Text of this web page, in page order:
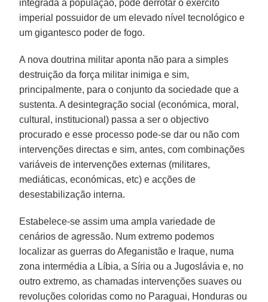
integrada à população, pôde derrotar o exército
imperial possuidor de um elevado nível tecnológico e
um gigantesco poder de fogo.
A nova doutrina militar aponta não para a simples
destruição da força militar inimiga e sim,
principalmente, para o conjunto da sociedade que a
sustenta. A desintegração social (económica, moral,
cultural, institucional) passa a ser o objectivo
procurado e esse processo pode-se dar ou não com
intervenções directas e sim, antes, com combinações
variáveis de intervenções externas (militares,
mediáticas, económicas, etc) e acções de
desestabilização interna.
Estabelece-se assim uma ampla variedade de
cenários de agressão. Num extremo podemos
localizar as guerras do Afeganistão e Iraque, numa
zona intermédia a Líbia, a Síria ou a Jugoslávia e, no
outro extremo, as chamadas intervenções suaves ou
revoluções coloridas como no Paraguai, Honduras ou